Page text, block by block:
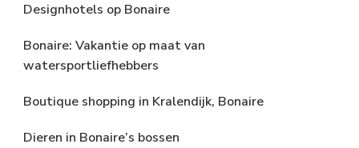
Designhotels op Bonaire
Bonaire: Vakantie op maat van
watersportliefhebbers
Boutique shopping in Kralendijk, Bonaire
Dieren in Bonaire’s bossen